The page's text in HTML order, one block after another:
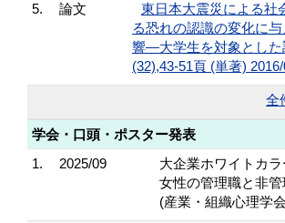
5. 論文
東日本大震災による社
る恐れの認識の変化に
響―大学生を対象とした
(32),43-51頁 (単著)
全
学会・口頭・ポスター発表
1.
2025/09
大企業ホワイトカ
女性の管理職と非
(産業・組織心理学